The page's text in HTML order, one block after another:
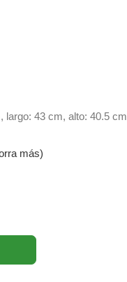
largo: 43 cm, alto: 40.5 cm
más)